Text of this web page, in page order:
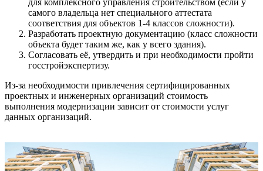
для комплексного управления строительством (если у
самого владельца нет специального аттестата
соответствия для объектов 1-4 классов сложности).
Разработать проектную документацию (класс сложности
объекта будет таким же, как у всего здания).
Согласовать её, утвердить и при необходимости пройти
госстройэкспертизу.
Из-за необходимости привлечения сертифицированных
проектных и инженерных организаций стоимость
выполнения модернизации зависит от стоимости услуг
данных организаций.